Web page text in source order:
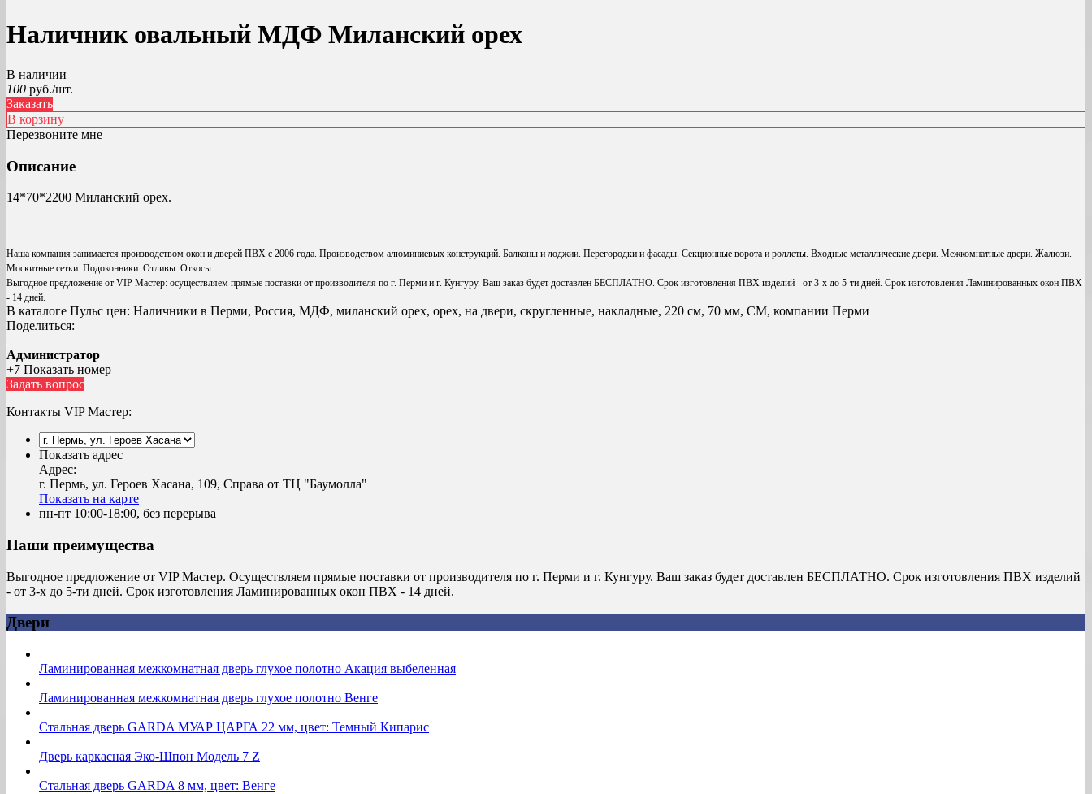
Наличник овальный МДФ Миланский орех
В наличии
100 руб./шт.
Заказать
В корзину
Перезвоните мне
Описание
14*70*2200 Миланский орех.
Наша компания занимается производством окон и дверей ПВХ с 2006 года. Производством алюминиевых конструкций. Балконы и лоджии. Перегородки и фасады. Секционные ворота и роллеты. Входные металлические двери. Межкомнатные двери. Жалюзи.
Москитные сетки. Подоконники. Отливы. Откосы.
Выгодное предложение от VIP Мастер: осуществляем прямые поставки от производителя по г. Перми и г. Кунгуру. Ваш заказ будет доставлен БЕСПЛАТНО. Срок изготовления ПВХ изделий - от 3-х до 5-ти дней. Срок изготовления Ламинированных окон ПВХ
- 14 дней.
В каталоге Пульс цен: Наличники в Перми, Россия, МДФ, миланский орех, орех, на двери, скругленные, накладные, 220 см, 70 мм, СМ, компании Перми
Поделиться:
Администратор
+7 Показать номер
Задать вопрос
Контакты VIP Мастер:
Показать адрес
Адрес:
г. Пермь, ул. Героев Хасана, 109, Справа от ТЦ "Баумолла"
Показать на карте
пн-пт 10:00-18:00, без перерыва
Наши преимущества
Выгодное предложение от VIP Мастер. Осуществляем прямые поставки от производителя по г. Перми и г. Кунгуру. Ваш заказ будет доставлен БЕСПЛАТНО. Срок изготовления ПВХ изделий
- от 3-х до 5-ти дней. Срок изготовления Ламинированных окон ПВХ - 14 дней.
Двери
Ламинированная межкомнатная дверь глухое полотно Акация выбеленная
Ламинированная межкомнатная дверь глухое полотно Венге
Стальная дверь GARDA МУАР ЦАРГА 22 мм, цвет: Темный Кипарис
Дверь каркасная Эко-Шпон Модель 7 Z
Стальная дверь GARDA 8 мм, цвет: Венге